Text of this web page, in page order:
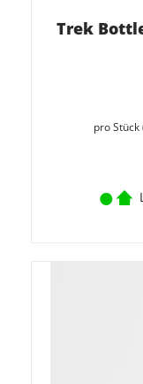
Trek
pro Stück